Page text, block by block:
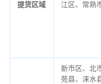
提货区域
江区、常熟
新市区、北
苑县、涞水